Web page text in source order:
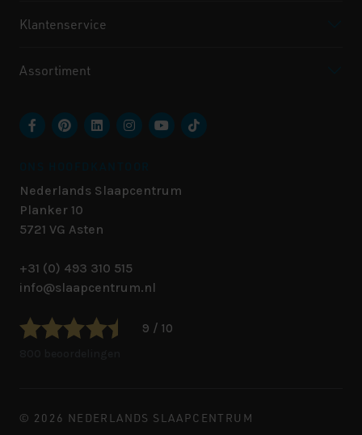
Klantenservice
Assortiment
Nederlands Slaapcentrum
Planker 10
5721 VG Asten
+31 (0) 493 310 515
info@slaapcentrum.nl
9 / 10
© 2026 NEDERLANDS SLAAPCENTRUM